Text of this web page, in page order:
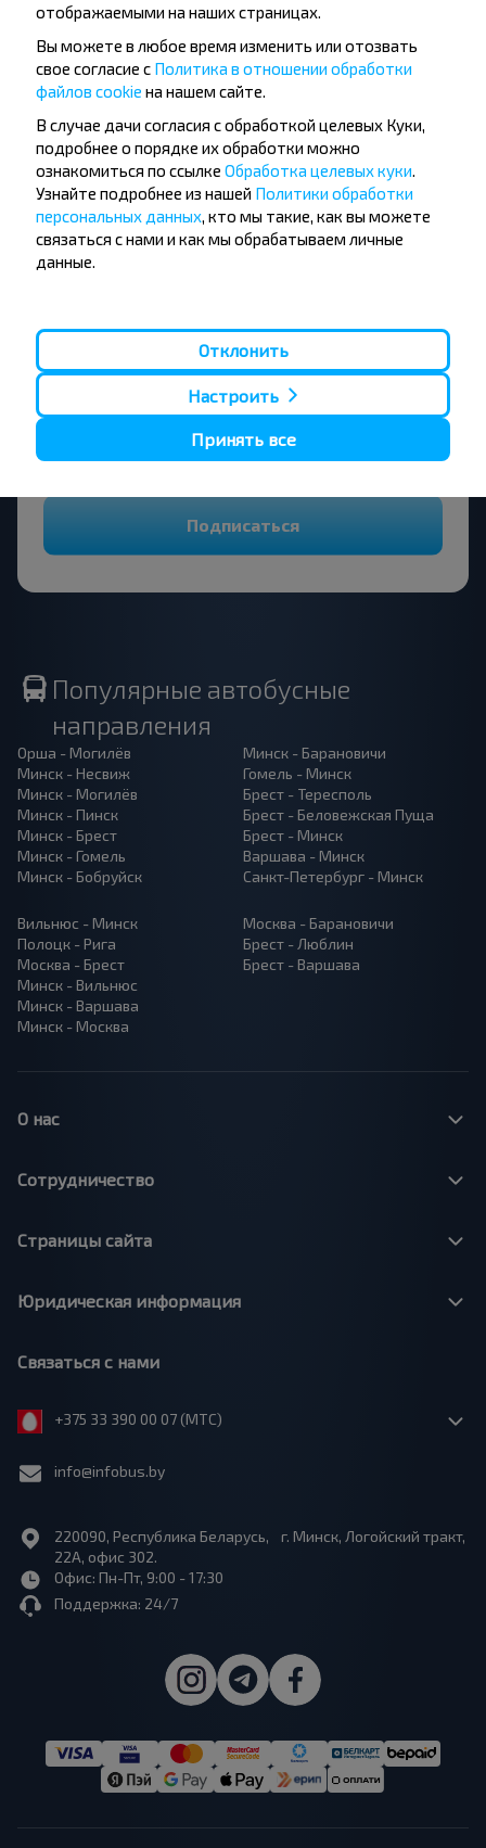
Залавье пов.
Купить
Хотите
путешествовать
Не пропусти специальные акции, скидки и
другие интересные предложения INFOBUS.
Подпишись на получение новостей и
путешествуй с нами дешевле!
Подписаться
Популярные автобусные
направления
Орша - Могилёв
Минск - Несвиж
Минск - Могилёв
Минск - Пинск
Минск - Брест
Минск - Гомель
Минск - Бобруйск
Минск - Барановичи
Гомель - Минск
Брест - Тересполь
Брест - Беловежская Пуща
Брест - Минск
Варшава - Минск
Санкт-Петербург - Минск
Вильнюс - Минск
Полоцк - Рига
Москва - Брест
Минск - Вильнюс
Минск - Варшава
Минск - Москва
Москва - Барановичи
Брест - Люблин
Брест - Варшава
О нас
Сотрудничество
Страницы сайта
Юридическая информация
Связаться с нами
+375 33 390 00 07 (МТС)
info@infobus.by
220090, Республика Беларусь, г. Минск, Логойский тракт,
22А, офис 302.
Офис: Пн-Пт, 9:00 - 17:30
Поддержка: 24/7
отображаемыми на наших страницах.
Вы можете в любое время изменить или отозвать
свое согласие с Политика в отношении обработки
файлов cookie на нашем сайте.
В случае дачи согласия с обработкой целевых Куки,
подробнее о порядке их обработки можно
ознакомиться по ссылке Обработка целевых куки
Узнайте подробнее из нашей Политики обработки
персональных данных , кто мы такие, как вы можете
связаться с нами и как мы обрабатываем личные
данные.
Отклонить
Настроить
Принять все